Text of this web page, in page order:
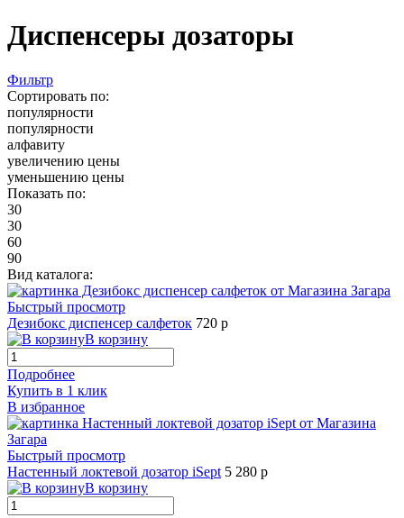
Диспенсеры дозаторы
Фильтр
Сортировать по:
популярности
популярности
алфавиту
увеличению цены
уменьшению цены
Показать по:
30
30
60
90
Вид каталога:
Быстрый просмотр
Дезибокс диспенсер салфеток 720 р
В корзину
Подробнее
Купить в 1 клик
В избранное
Быстрый просмотр
Настенный локтевой дозатор iSept 5 280 р
В корзину